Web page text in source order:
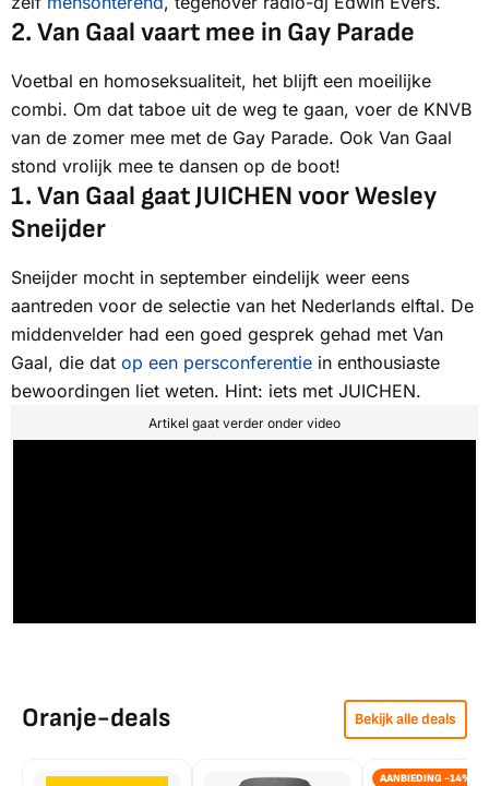
2. Van Gaal vaart mee in Gay Parade
Voetbal en homoseksualiteit, het blijft een moeilijke
combi. Om dat taboe uit de weg te gaan, voer de KNVB
van de zomer mee met de Gay Parade. Ook Van Gaal
stond vrolijk mee te dansen op de boot!
1. Van Gaal gaat JUICHEN voor Wesley
Sneijder
Sneijder mocht in september eindelijk weer eens
aantreden voor de selectie van het Nederlands elftal. De
middenvelder had een goed gesprek gehad met Van
Gaal, die dat op een persconferentie in enthousiaste
bewoordingen liet weten. Hint: iets met JUICHEN.
Artikel gaat verder onder video
Oranje-deals Bekijk alle deals
AANBIEDING -14%